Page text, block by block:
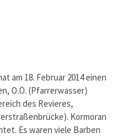
am 18. Februar 2014 einen
O.Ö. (Pfarrerwasser)
des Revieres,
Kormoran
Es waren viele Barben